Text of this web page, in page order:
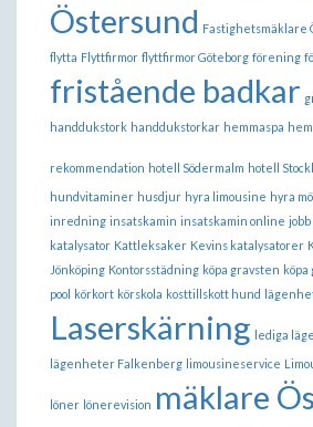
Östersund Fastighetsmäklare
flytta Flyttfirmor flyttfirmor Göteborg förening
fristående badkar
handdukstork handdukstorkar hemmaspa
rekommendation hotell Södermalm hotell
hundvitaminer husdjur hyra limousine hyra
inredning insatskamin insatskamin online jobb
katalysator Kattleksaker Kevins katalysatorer
Jönköping Kontorsstädning köpa gravsten
pool körkort körskola kosttillskott hund
Laserskärning lediga
lägenheter Falkenberg limousineservice
löner lönerevision mäklare